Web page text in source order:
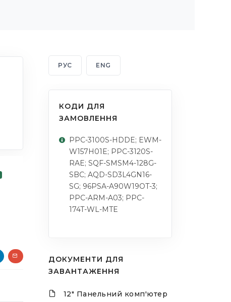
РУС ENG
КОДИ ДЛЯ
ЗАМОВЛЕННЯ
PPC-3100S-HDDE; EWM-
W157H01E; PPC-3120S-
RAE; SQF-SMSM4-128G-
SBC; AQD-SD3L4GN16-
SG; 96PSA-A90W19OT-3;
PPC-ARM-A03; PPC-
174T-WL-MTE
ДОКУМЕНТИ ДЛЯ
ЗАВАНТАЖЕННЯ
12" Панельний комп'ютер